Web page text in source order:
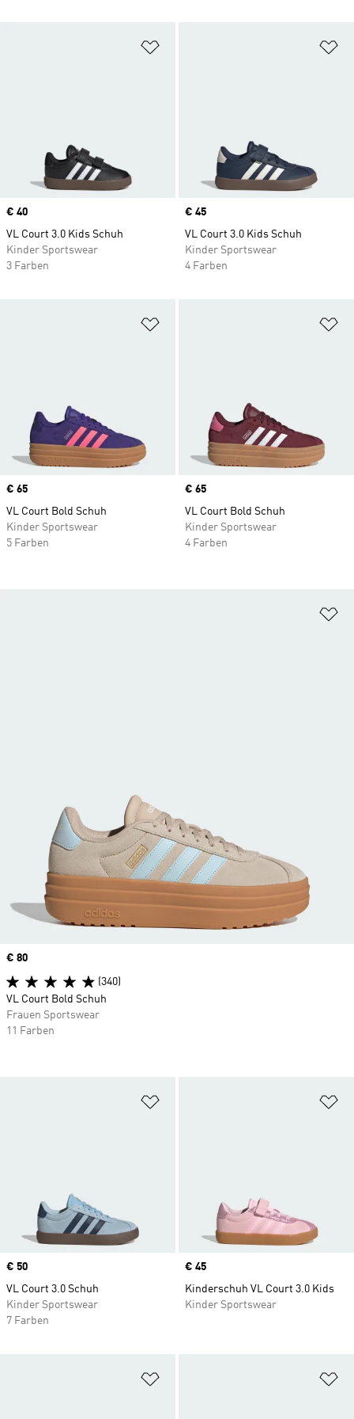
Price
€ 40
VL Court 3.0 Kids Schuh
Kinder Sportswear
3 Farben
Price
€ 45
VL Court 3.0 Kids Schuh
Kinder Sportswear
4 Farben
Price
€ 65
VL Court Bold Schuh
Kinder Sportswear
5 Farben
Price
€ 65
VL Court Bold Schuh
Kinder Sportswear
4 Farben
Price
€ 50
VL Court 3.0 Schuh
Kinder Sportswear
7 Farben
Price
€ 45
Kinderschuh VL Court 3.0 Kids
Kinder Sportswear
Price
€ 80
(340)
VL Court Bold Schuh
Frauen Sportswear
11 Farben